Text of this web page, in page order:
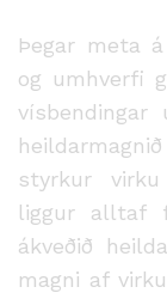
Þegar meta
og umhverfi
styrkur
liggur alltaf
ákveðið
magni af